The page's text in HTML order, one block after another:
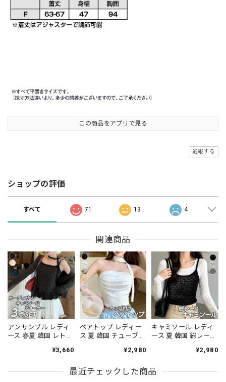
この商品をアプリで見る
通報する
ショップの評価
すべて 71 13 4
関連商品
アンサンブル レディ
ース 春夏 韓国 レトロ
カーディガン キャミ
カー付き ドット柄 フ
¥3,660
ベアトップ レディー
ス 夏 韓国 チューブト
ンストーン スカーフ
ト丈 肌見せ へそ出し
¥2,980
キャミソール レディ
ース 夏 韓国 総レース
ド ビスチェ風 タイト
ナー 透け感 フェミニ
¥2,980
最近チェックした商品